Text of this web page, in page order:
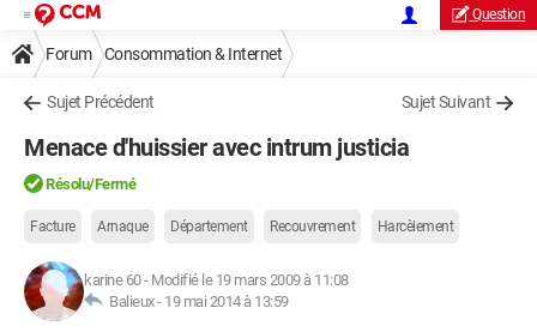
Question
Forum Consommation & Internet
Sujet Précédent Sujet Suivant
Menace d'huissier avec intrum justicia
Résolu/Fermé
Facture Arnaque Département Recouvrement Harcèlement
karine 60- Modifié le 19 mars 2009 à 11:08
Balieux - 19 mai 2014 à 13:59